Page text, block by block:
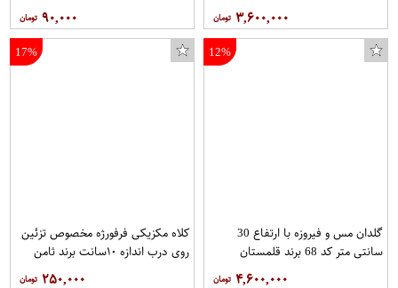
۳,۶۰۰,۰۰۰ ۹۰,۰۰۰
12%
گلدان مس و فیروزه با ارتفاع 30
سانتی متر کد 68 برند قلمستان
۴,۶۰۰,۰۰۰
17%
کلاه مکزیکی فرفورژه مخصوص تزئین
روی درب اندازه ۱۰سانت برند ثامن
۲۵۰,۰۰۰